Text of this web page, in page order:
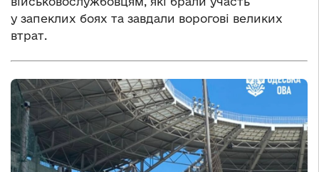
у запеклих боях та завдали ворогові великих
втрат.